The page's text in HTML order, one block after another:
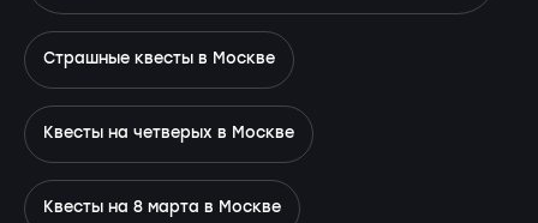
Страшные квесты в Москве
Квесты на четверых в Москве
Квесты на 8 марта в Москве